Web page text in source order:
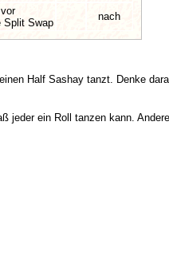
vor
Split Swap
nach
Half Sashay tanzt. Denke
jeder ein Roll tanzen kann.